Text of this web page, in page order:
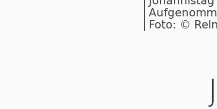
Foto: ©